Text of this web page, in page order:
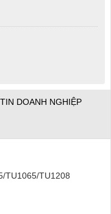
DOANH NGHIỆP
TU1065/TU1208